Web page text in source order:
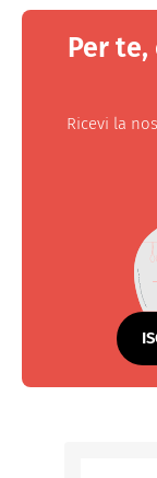
Per
Ricevi la